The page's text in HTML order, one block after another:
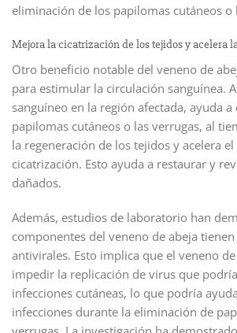
eliminación de los papilomas cutáneos o
Mejora la cicatrización de los tejidos y acelera
Otro beneficio notable del veneno de
para estimular la circulación sanguínea.
sanguíneo en la región afectada, ayuda
papilomas cutáneos o las verrugas, al
la regeneración de los tejidos y acelera
cicatrización. Esto ayuda a restaurar y
dañados.
Además, estudios de laboratorio han
componentes del veneno de abeja
antivirales. Esto implica que el veneno
impedir la replicación de virus que
infecciones cutáneas, lo que podría
infecciones durante la eliminación de